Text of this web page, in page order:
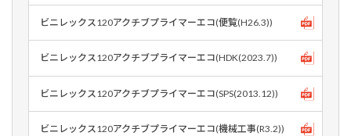
ビニレックス120アクチブプライマーエコ(便覧(H26.3))
ビニレックス120アクチブプライマーエコ(HDK(2023.7))
ビニレックス120アクチブプライマーエコ(SPS(2013.12))
ビニレックス120アクチブプライマーエコ(機械工事(R3.2))